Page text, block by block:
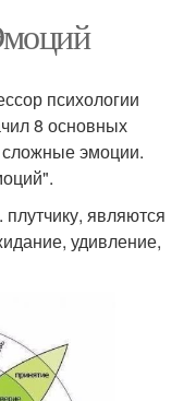
психологии
8 основных
эмоции.
являются
удивление,